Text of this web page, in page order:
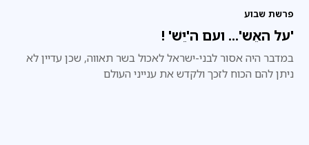
פרשת שבוע
'על האֵש'... ועם ה'יֵשׁ' !
במדבר היה אסור לבני-ישראל לאכול בשר תאווה, שכן עדיין לא
ניתן להם הכוח לזכך ולקדש את ענייני העולם